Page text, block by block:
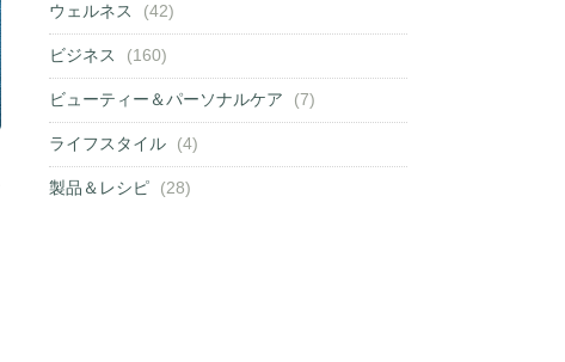
ウェルネス (42)
ビジネス (160)
ビューティー＆パーソナルケア (7)
ライフスタイル (4)
製品＆レシピ (28)